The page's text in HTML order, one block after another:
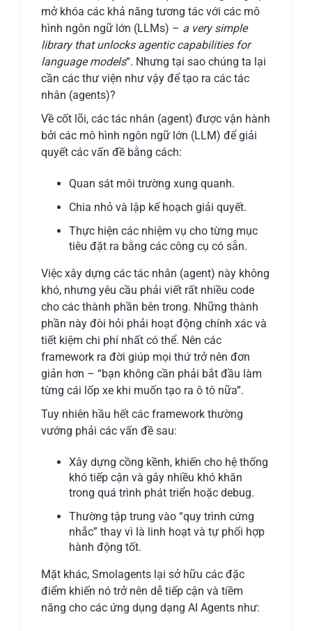
mở khóa các khả năng tương tác với các mô
hình ngôn ngữ lớn (LLMs) – a very simple
library that unlocks agentic capabilities for
language models“. Nhưng tại sao chúng ta lại
cần các thư viện như vậy để tạo ra các tác
nhân (agents)?
Về cốt lõi, các tác nhân (agent) được vận hành
bởi các mô hình ngôn ngữ lớn (LLM) để giải
quyết các vấn đề bằng cách:
Quan sát môi trường xung quanh.
Chia nhỏ và lập kế hoạch giải quyết.
Thực hiện các nhiệm vụ cho từng mục
tiêu đặt ra bằng các công cụ có sẵn.
Việc xây dựng các tác nhân (agent) này không
khó, nhưng yêu cầu phải viết rất nhiều code
cho các thành phần bên trong. Những thành
phần này đòi hỏi phải hoạt động chính xác và
tiết kiệm chi phí nhất có thể. Nên các
framework ra đời giúp mọi thứ trở nên đơn
giản hơn – “bạn không cần phải bắt đầu làm
từng cái lốp xe khi muốn tạo ra ô tô nữa”.
Tuy nhiên hầu hết các framework thường
vướng phải các vấn đề sau:
Xây dựng cồng kềnh, khiến cho hệ thống
khó tiếp cận và gây nhiều khó khăn
trong quá trình phát triển hoặc debug.
Thường tập trung vào “quy trình cứng
nhắc” thay vì là linh hoạt và tự phối hợp
hành động tốt.
Mặt khác, Smolagents lại sở hữu các đặc
điểm khiến nó trở nên dễ tiếp cận và tiềm
năng cho các ứng dụng dạng AI Agents như: